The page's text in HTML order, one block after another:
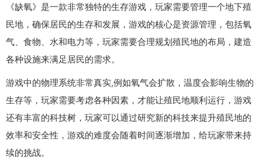
《缺氧》是一款非常独特的生存游戏，玩家需要管理一个地下殖
民地，确保居民的生存和发展，游戏的核心是资源管理，包括氧
气、食物、水和电力等，玩家需要合理规划殖民地的布局，建造
各种设施来满足居民的需求。
游戏中的物理系统非常真实,例如氧气会扩散，温度会影响生物的
生存等，玩家需要考虑各种因素，才能让殖民地顺利运行，游戏
还有丰富的科技树，玩家可以通过研究新的科技来提升殖民地的
效率和安全性，游戏的难度会随着时间逐渐增加，给玩家带来持
续的挑战。